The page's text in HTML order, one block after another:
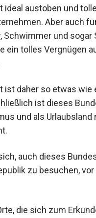
ideal austoben und tolle
Aber auch
Schwimmer und
ein tolles Vergnügen
ist daher so etwas wie
ist dieses
und als Urlaubsland
auch dieses
zu besuchen,
die sich zum